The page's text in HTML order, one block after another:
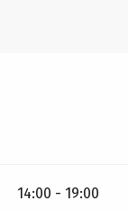
14:00 - 19:00